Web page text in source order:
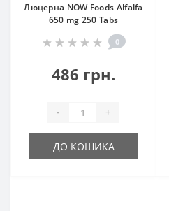
Люцерна NOW Foods Alfalfa
650 mg 250 Tabs
0
486 грн.
- +
ДО КОШИКА